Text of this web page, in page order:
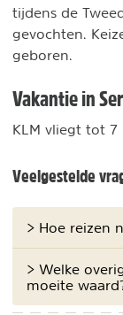
tijdens de
gevochten.
geboren.
Vakantie in
KLM vliegt tot 7
Veelgestelde
> Hoe reizen
> Welke
moeite